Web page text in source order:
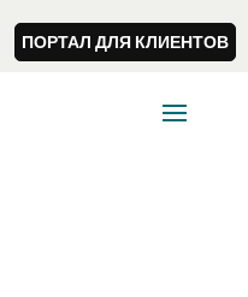
ПОРТАЛ ДЛЯ КЛИЕНТОВ